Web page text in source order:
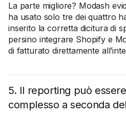
La parte migliore? Modash
ha usato solo tre dei quattro
inserito la corretta dicitura di
persino integrare Shopify e
di fatturato direttamente
5. Il reporting può
complesso a seconda